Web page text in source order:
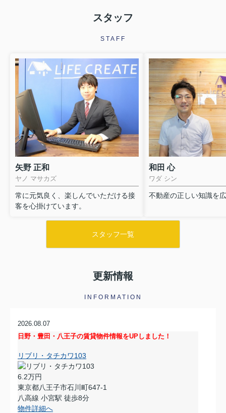
スタッフ
STAFF
矢野 正和
ヤノ マサカズ
常に元気良く、楽しんでいただける接
客を心掛けています。
和田 心
ワダ シン
不動産の正しい知識を
スタッフ一覧
更新情報
INFORMATION
2026.08.07
日野・豊田・八王子の賃貸物件情報をUPしました！
リブリ・タチカワ103
6.2万円
東京都八王子市石川町647-1
八高線 小宮駅 徒歩8分
物件詳細へ